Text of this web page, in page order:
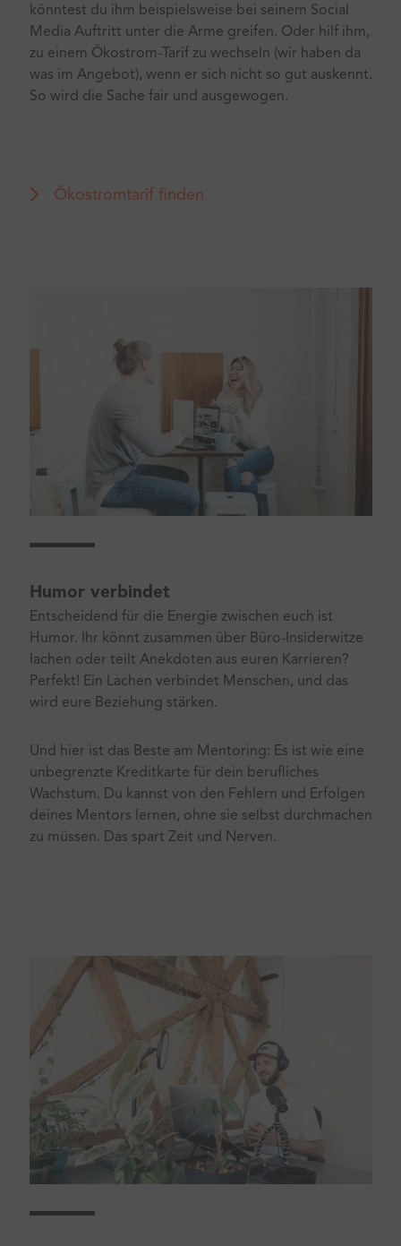
könntest du ihm beispielsweise bei seinem Social
Media Auftritt unter die Arme greifen. Oder hilf ihm,
zu einem Ökostrom-Tarif zu wechseln (wir haben da
was im Angebot), wenn er sich nicht so gut auskennt.
So wird die Sache fair und ausgewogen.
Ökostromtarif finden
Humor verbindet
Entscheidend für die Energie zwischen euch ist
Humor. Ihr könnt zusammen über Büro-Insiderwitze
lachen oder teilt Anekdoten aus euren Karrieren?
Perfekt! Ein Lachen verbindet Menschen, und das
wird eure Beziehung stärken.
Und hier ist das Beste am Mentoring: Es ist wie eine
unbegrenzte Kreditkarte für dein berufliches
Wachstum. Du kannst von den Fehlern und Erfolgen
deines Mentors lernen, ohne sie selbst durchmachen
zu müssen. Das spart Zeit und Nerven.